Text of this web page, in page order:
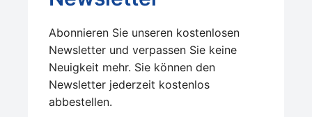
Abonnieren Sie unseren kostenlosen
Newsletter und verpassen Sie keine
Neuigkeit mehr. Sie können den
Newsletter jederzeit kostenlos
abbestellen.